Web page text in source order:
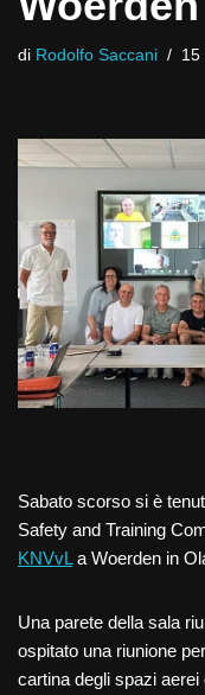
di Rodolfo Saccani 15
Sabato scorso si è
Safety and Training
KNVvL a Woerden in
Una parete della sala
ospitato una riunione
cartina degli spazi